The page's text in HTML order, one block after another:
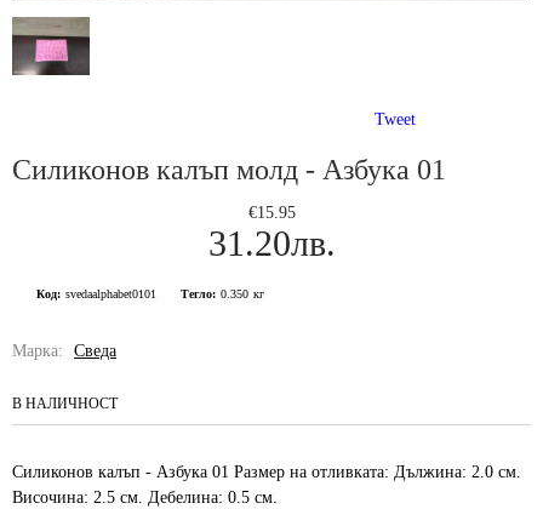
Tweet
Силиконов калъп молд - Азбука 01
€15.95
31.20лв.
Код: svedaalphabet0101 Тегло: 0.350 кг
Марка: Сведа
В НАЛИЧНОСТ
Силиконов калъп - Азбука 01 Размер на отливката: Дължина: 2.0 см.
Височина: 2.5 см. Дебелина: 0.5 см.